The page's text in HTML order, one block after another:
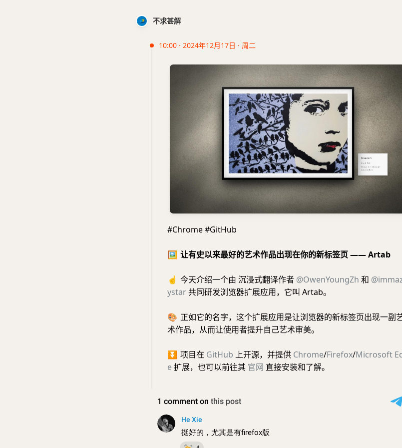
不求甚解
10:00 · 2024年12月17日 · 周二
#Chrome #GitHub
🖼 让有史以来最好的艺术作品出现在你的新标签页 —— Artab
☝️ 今天介绍一个由 沉浸式翻译作者 @OwenYoungZh 和
ystar共同研发浏览器扩展应用，它叫 Artab。
🎨 正如它的名字，这个扩展应用是让浏览器的新标签页出现一副
术作品，从而让使用者提升自己艺术审美。
⏬ 项目在 GitHub 上开源，并提供 Chrome/Firefox/Microsoft
e扩展，也可以前往其 官网 直接安装和了解。